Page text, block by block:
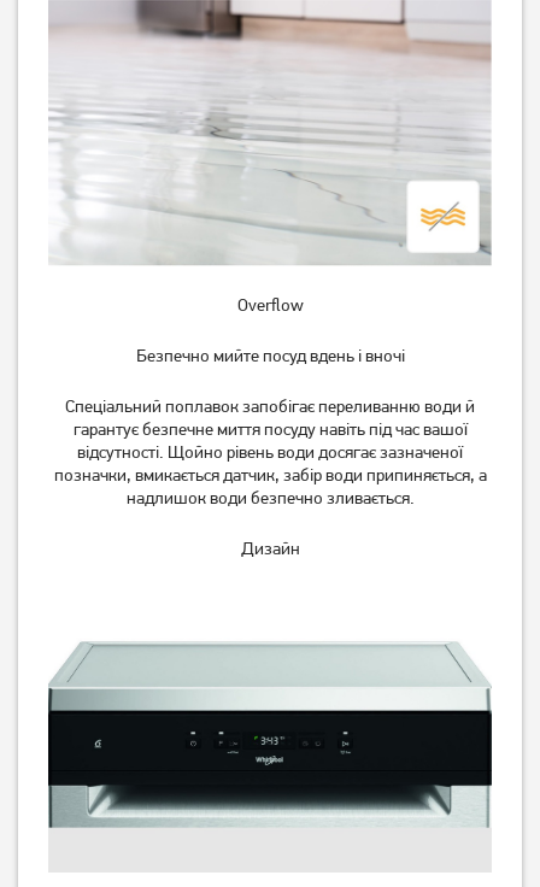
Overflow
Безпечно мийте посуд вдень і вночі
Спеціальний поплавок запобігає переливанню води й
гарантує безпечне миття посуду навіть під час вашої
відсутності. Щойно рівень води досягає зазначеної
позначки, вмикається датчик, забір води припиняється, а
надлишок води безпечно зливається.
Дизайн